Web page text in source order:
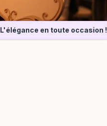
L'élégance en toute occasion !